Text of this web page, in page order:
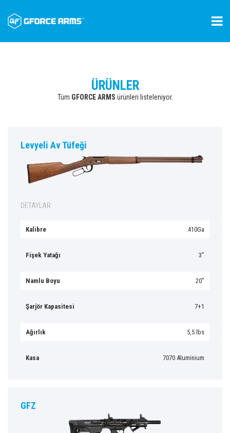
ÜRÜNLER
Tüm GFORCE ARMS ürünleri listeleniyor.
Levyeli Av Tüfeği
DETAYLAR
Kalibre .410Ga
Fişek Yatağı 3”
Namlu Boyu 20”
Şarjör Kapasitesi 7+1
Ağırlık 5,5 lbs
Kasa 7070 Aluminium
GFZ